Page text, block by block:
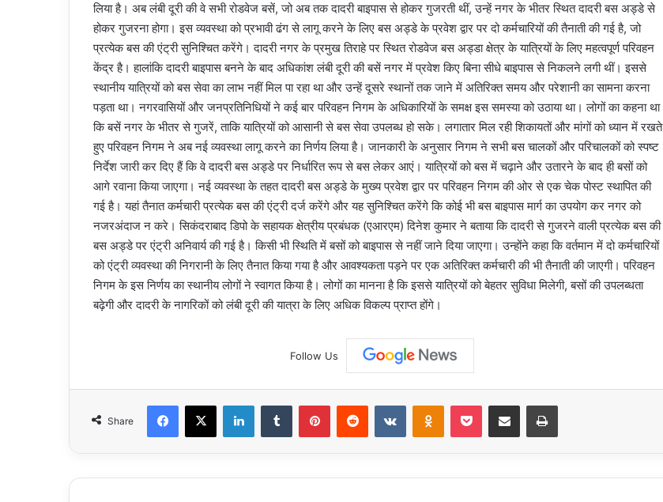
लिया है। अब लंबी दूरी की वे सभी रोडवेज बसें, जो अब तक दादरी बाइपास से होकर गुजरती थीं, उन्हें नगर के भीतर स्थित दादरी बस अड्डे से
होकर गुजरना होगा। इस व्यवस्था को प्रभावी ढंग से लागू करने के लिए बस अड्डे के प्रवेश द्वार पर दो कर्मचारियों की तैनाती की गई है, जो
प्रत्येक बस की एंट्री सुनिश्चित करेंगे। दादरी नगर के प्रमुख तिराहे पर स्थित रोडवेज बस अड्डा क्षेत्र के यात्रियों के लिए महत्वपूर्ण परिवहन
केंद्र है। हालांकि दादरी बाइपास बनने के बाद अधिकांश लंबी दूरी की बसें नगर में प्रवेश किए बिना सीधे बाइपास से निकलने लगी थीं। इससे
स्थानीय यात्रियों को बस सेवा का लाभ नहीं मिल पा रहा था और उन्हें दूसरे स्थानों तक जाने में अतिरिक्त समय और परेशानी का सामना करना
पड़ता था। नगरवासियों और जनप्रतिनिधियों ने कई बार परिवहन निगम के अधिकारियों के समक्ष इस समस्या को उठाया था। लोगों का कहना था
कि बसें नगर के भीतर से गुजरें, ताकि यात्रियों को आसानी से बस सेवा उपलब्ध हो सके। लगातार मिल रही शिकायतों और मांगों को ध्यान में रखते
हुए परिवहन निगम ने अब नई व्यवस्था लागू करने का निर्णय लिया है। जानकारी के अनुसार निगम ने सभी बस चालकों और परिचालकों को स्पष्ट
निर्देश जारी कर दिए हैं कि वे दादरी बस अड्डे पर निर्धारित रूप से बस लेकर आएं। यात्रियों को बस में चढ़ाने और उतारने के बाद ही बसों को
आगे रवाना किया जाएगा। नई व्यवस्था के तहत दादरी बस अड्डे के मुख्य प्रवेश द्वार पर परिवहन निगम की ओर से एक चेक पोस्ट स्थापित की
गई है। यहां तैनात कर्मचारी प्रत्येक बस की एंट्री दर्ज करेंगे और यह सुनिश्चित करेंगे कि कोई भी बस बाइपास मार्ग का उपयोग कर नगर को
नजरअंदाज न करे। सिकंदराबाद डिपो के सहायक क्षेत्रीय प्रबंधक (एआरएम) दिनेश कुमार ने बताया कि दादरी से गुजरने वाली प्रत्येक बस की
बस अड्डे पर एंट्री अनिवार्य की गई है। किसी भी स्थिति में बसों को बाइपास से नहीं जाने दिया जाएगा। उन्होंने कहा कि वर्तमान में दो कर्मचारियों
को एंट्री व्यवस्था की निगरानी के लिए तैनात किया गया है और आवश्यकता पड़ने पर एक अतिरिक्त कर्मचारी की भी तैनाती की जाएगी। परिवहन
निगम के इस निर्णय का स्थानीय लोगों ने स्वागत किया है। लोगों का मानना है कि इससे यात्रियों को बेहतर सुविधा मिलेगी, बसों की उपलब्धता
बढ़ेगी और दादरी के नागरिकों को लंबी दूरी की यात्रा के लिए अधिक विकल्प प्राप्त होंगे।
Follow Us
Share
Facebook
X LinkedInTumblr PinterestReddit VKontakteOdnoklassniki
Pocket Share via Email Print